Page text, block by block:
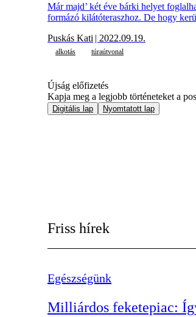
Már majd’ két éve bárki helyet
formázó kilátóteraszhoz. De hogy
Puskás Kati | 2022.09.19.
alkotás túraútvonal
Újság előfizetés
Kapja meg a legjobb történeteket a
Digitális lap Nyomtatott lap
Friss hírek
Egészségünk
Milliárdos feketepiac: